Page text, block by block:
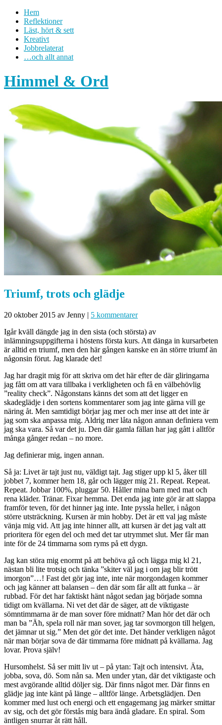
Hem
Reflektioner
Läst, hört & sett
Kreativt
Jobbrelaterat
…och allt annat
Himmel & Ord
Triumf, trots och glädje
20 oktober 2015 av Jenny | 5 kommentarer
Igår kväll dängde jag in den sista (och största) av
inlämningsuppgifterna i höstens första kurs. Att dänga in kursarbeten
är alltid en triumf, men den här gången kanske en än större triumf än
någonsin förut. Jag klarade det!
Jag har dragit mig för att skriva om det här efter de där gliringarna
jag fått om att vara tillbaka i verkligheten och få en välbehövlig
”reality check”. Någonstans känns det som att det ligger en
skadeglädje i den sortens kommentarer som jag inte gärna vill ge
näring åt. Men samtidigt börjar jag mer och mer inse att det inte är
jag som ska anpassa mig. Aldrig mer låta någon annan definiera vem
jag ska vara. Så var det ju. Den där gamla fällan har jag gått i alltför
många gånger redan – no more.
Jag definierar mig, ingen annan.
Så ja: Livet är tajt just nu, väldigt tajt. Jag stiger upp kl 5, åker till
jobbet 7, kommer hem 18, går och lägger mig 21. Repeat. Repeat.
Repeat. Jobbar 100%, pluggar 50. Håller mina barn med mat och
rena kläder. Tränar. Fixar hemma. Det enda jag inte gör är att slappa
framför teven, för det hinner jag inte. Inte pyssla heller, i någon
större utsträckning. Kursen är min hobby. Det är ett val jag måste
vänja mig vid. Att jag inte hinner allt, att kursen är det jag valt att
prioritera för egen del och med det tar utrymmet slut. Mer får man
inte för de 24 timmarna som ryms på ett dygn.
Jag kan störa mig enormt på att behöva gå och lägga mig kl 21,
nästan bli lite trotsig och tänka ”skiter väl jag i om jag blir trött
imorgon”…! Fast det gör jag inte, inte när morgondagen kommer
och jag känner att balansen – den där som får allt att funka – är
rubbad. För det har faktiskt hänt något sedan jag började somna
tidigt om kvällarna. Ni vet det där de säger, att de viktigaste
sömntimmarna är de man sover före midnatt? Man hör det där och
man ba ”Äh, spela roll när man sover, jag tar sovmorgon till helgen,
det jämnar ut sig.” Men det gör det inte. Det händer verkligen något
när man börjar sova de där timmarna före midnatt på kvällarna. Jag
lovar. Prova själv!
Hursomhelst. Så ser mitt liv ut – på ytan: Tajt och intensivt. Äta,
jobba, sova, dö. Som nån sa. Men under ytan, där det viktigaste och
mest avgörande alltid döljer sig. Där finns något mer. Där finns en
glädje jag inte känt på länge – alltför länge. Arbetsglädjen. Den
kommer med lust och energi och ett engagemang jag märker smittar
av sig, och det gör förstås mig bara ändå gladare. En spiral. Som
äntligen snurrar åt rätt håll.